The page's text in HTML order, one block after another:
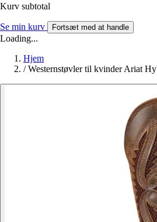
Kurv subtotal
Se min kurv Fortsæt med at handle
Loading...
Hjem
/ Westernstøvler til kvinder Ariat